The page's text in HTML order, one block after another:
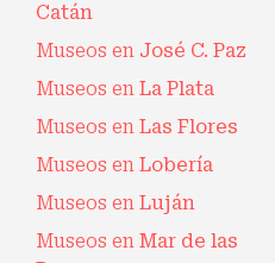
Catán
Museos en José C. Paz
Museos en La Plata
Museos en Las Flores
Museos en Lobería
Museos en Luján
Museos en Mar de las